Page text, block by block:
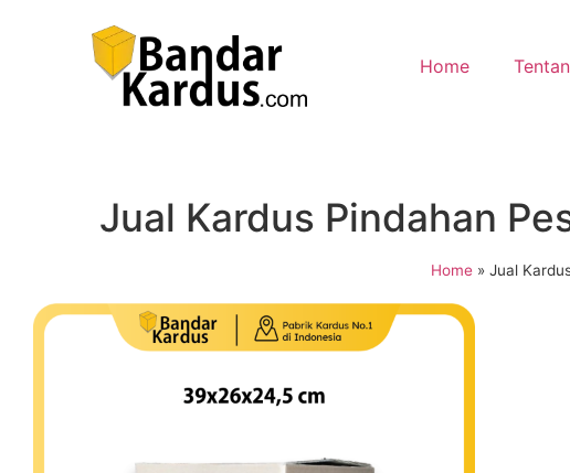
Home
Jual Kardus Pindahan
Home » Jual